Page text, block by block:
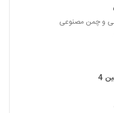
و چمن مصنوعی
4